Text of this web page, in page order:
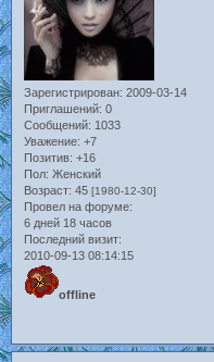
Зарегистрирован: 2009-03-14
Приглашений: 0
Сообщений: 1033
Уважение: +7
Позитив: +16
Пол: Женский
Возраст: 45 [1980-12-30]
Провел на форуме:
6 дней 18 часов
Последний визит:
2010-09-13 08:14:15
offline